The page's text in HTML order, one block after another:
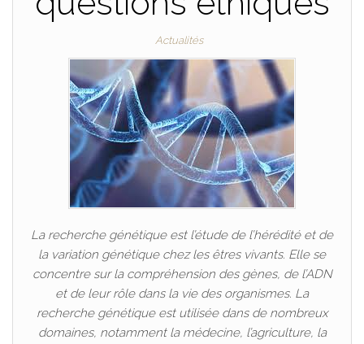
Actualités
La recherche génétique est l’étude de l’hérédité et de
la variation génétique chez les êtres vivants. Elle se
concentre sur la compréhension des gènes, de l’ADN
et de leur rôle dans la vie des organismes. La
recherche génétique est utilisée dans de nombreux
domaines, notamment la médecine, l’agriculture, la